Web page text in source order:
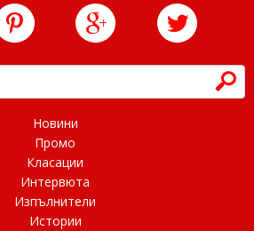
h
Новини
Промо
Класации
Интервюта
Изпълнители
Истории